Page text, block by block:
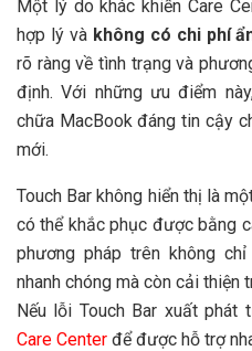
Một lý do khác khiến Care
hợp lý và không có chi phí
rõ ràng về tình trạng và
định. Với những ưu điểm
chữa MacBook đáng tin cậy
mới.
Touch Bar không hiển thị là
có thể khắc phục được bằng
phương pháp trên không
nhanh chóng mà còn cải
Nếu lỗi Touch Bar xuất phát
Care Center để được hỗ trợ